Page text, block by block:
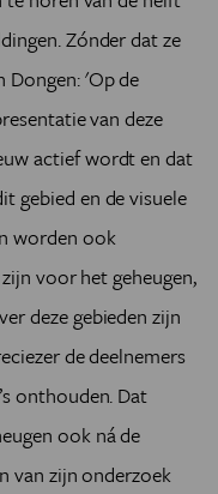
Zónder dat ze
Dongen: 'Op de
van deze
actief wordt en dat
gebied en de visuele
worden ook
voor het geheugen,
deze gebieden zijn
de deelnemers
onthouden. Dat
ook ná de
van zijn onderzoek